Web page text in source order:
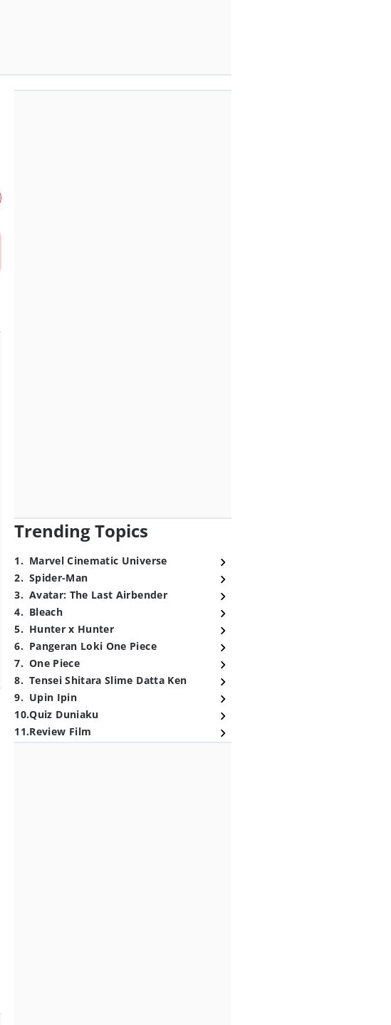
Trending Topics
1. Marvel Cinematic Universe
2. Spider-Man
3. Avatar: The Last Airbender
4. Bleach
5. Hunter x Hunter
6. Pangeran Loki One Piece
7. One Piece
8. Tensei Shitara Slime Datta Ken
9. Upin Ipin
10.Quiz Duniaku
11.Review Film